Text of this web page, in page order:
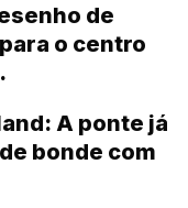
de
o centro
A ponte já
bonde com